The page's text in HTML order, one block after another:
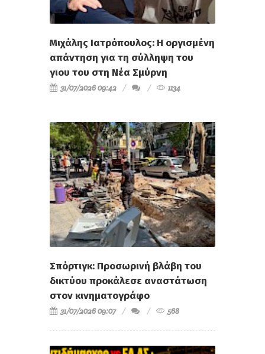
Μιχάλης Ιατρόπουλος: Η οργισμένη
απάντηση για τη σύλληψη του
γιου του στη Νέα Σμύρνη
31/07/2026 09:42 1134
Σπόρτιγκ: Προσωρινή βλάβη του
δικτύου προκάλεσε αναστάτωση
στον κινηματογράφο
31/07/2026 09:07 568